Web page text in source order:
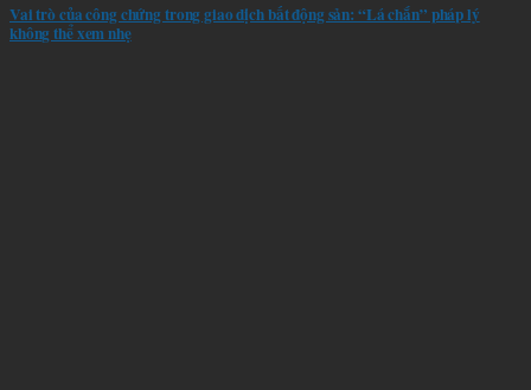
Vai trò của công chứng trong giao dịch bất động sản: “Lá chắn” pháp lý
không thể xem nhẹ